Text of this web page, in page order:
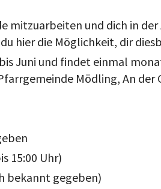
mitzuarbeiten und dich in
hier die Möglichkeit, dir
Juni und findet einmal
Mödling, An der
15:00 Uhr)
bekannt gegeben)